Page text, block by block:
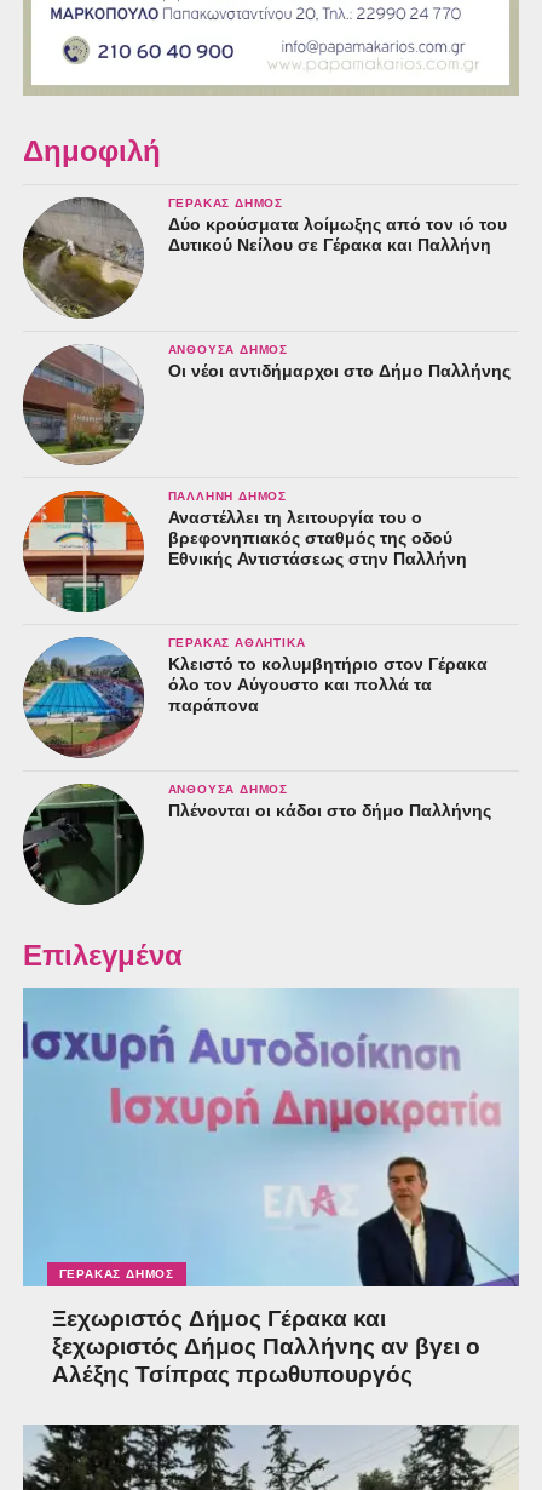
Δημοφιλή
ΓΈΡΑΚΑΣ ΔΉΜΟΣ
Δύο κρούσματα λοίμωξης από τον ιό του
Δυτικού Νείλου σε Γέρακα και Παλλήνη
ΑΝΘΟΎΣΑ ΔΉΜΟΣ
Οι νέοι αντιδήμαρχοι στο Δήμο Παλλήνης
ΠΑΛΛΉΝΗ ΔΉΜΟΣ
Αναστέλλει τη λειτουργία του ο
βρεφονηπιακός σταθμός της οδού
Εθνικής Αντιστάσεως στην Παλλήνη
ΓΈΡΑΚΑΣ ΑΘΛΗΤΙΚΆ
Κλειστό το κολυμβητήριο στον Γέρακα
όλο τον Αύγουστο και πολλά τα
παράπονα
ΑΝΘΟΎΣΑ ΔΉΜΟΣ
Πλένονται οι κάδοι στο δήμο Παλλήνης
Επιλεγμένα
ΓΈΡΑΚΑΣ ΔΉΜΟΣ
Ξεχωριστός Δήμος Γέρακα και
ξεχωριστός Δήμος Παλλήνης αν βγει ο
Αλέξης Τσίπρας πρωθυπουργός